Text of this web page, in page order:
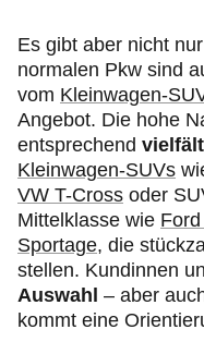
Es gibt aber nicht
normalen Pkw sind
vom Kleinwagen-
Angebot. Die hohe
entsprechend
Kleinwagen-SUVs
VW T-Cross oder
Mittelklasse wie
Sportage, die
stellen. Kundinnen
Auswahl – aber
kommt eine